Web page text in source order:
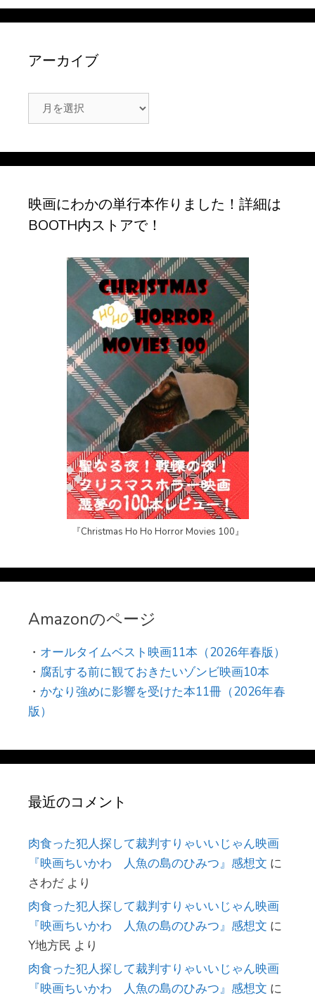
アーカイブ
ー
映画にわかの単行本作りました！詳細は
BOOTH内ストアで！
『Christmas Ho Ho Horror Movies 100』
Amazonのページ
・ オールタイムベスト映画11本（2026年春版）
・ 腐乱する前に観ておきたいゾンビ映画10本
・ かなり強めに影響を受けた本11冊（2026年春
版）
最近のコメント
肉食った犯人探して裁判すりゃいいじゃん映画
『映画ちいかわ 人魚の島のひみつ』感想文 に
さわだ より
肉食った犯人探して裁判すりゃいいじゃん映画
『映画ちいかわ 人魚の島のひみつ』感想文 に
Y地方民 より
肉食った犯人探して裁判すりゃいいじゃん映画
『映画ちいかわ 人魚の島のひみつ』感想文 に